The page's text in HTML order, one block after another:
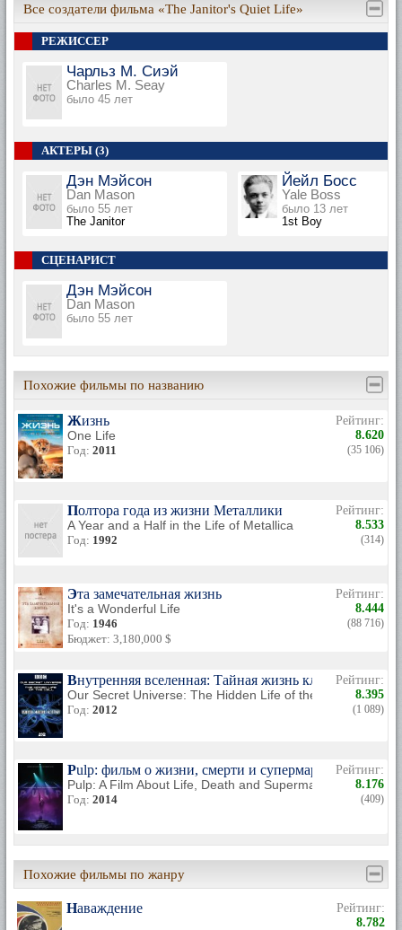
Все создатели фильма «The Janitor's Quiet Life»
РЕЖИССЕР
Чарльз М. Сиэй
Charles M. Seay
было 45 лет
АКТЕРЫ (3)
Дэн Мэйсон
Dan Mason
было 55 лет
The Janitor
Йейл Босс
Yale Boss
было 13 лет
1st Boy
СЦЕНАРИСТ
Дэн Мэйсон
Dan Mason
было 55 лет
Похожие фильмы по названию
Жизнь
One Life
Год: 2011
Рейтинг:
8.620
(35 106)
Полтора года из жизни Металлики
A Year and a Half in the Life of Metallica
Год: 1992
Рейтинг:
8.533
(314)
Эта замечательная жизнь
It's a Wonderful Life
Год: 1946
Бюджет: 3,180,000 $
Рейтинг:
8.444
(88 716)
Внутренняя вселенная: Тайная жизнь клетки
Our Secret Universe: The Hidden Life of the Cell
Год: 2012
Рейтинг:
8.395
(1 089)
Pulp: фильм о жизни, смерти и супермаркетах
Pulp: A Film About Life, Death and Supermarkets
Год: 2014
Рейтинг:
8.176
(409)
Похожие фильмы по жанру
Наваждение
Рейтинг:
8.782